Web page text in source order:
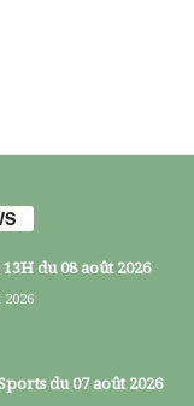
13H du 08 août 2026
2026
du 07 août 2026